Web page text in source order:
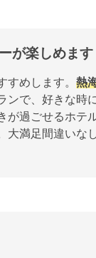
が楽しめます
すめします。 熱
ンで、好きな時
が過ごせるホテ
満足間違いなし